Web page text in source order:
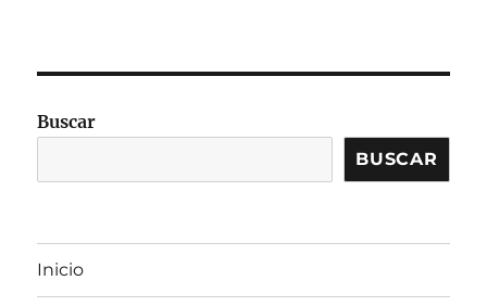
Buscar
BUSCAR
Inicio